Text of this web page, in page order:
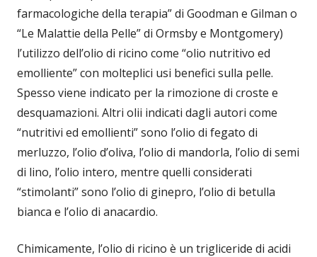
farmacologiche della terapia” di Goodman e Gilman o
“Le Malattie della Pelle” di Ormsby e Montgomery)
l’utilizzo dell’olio di ricino come “olio nutritivo ed
emolliente” con molteplici usi benefici sulla pelle.
Spesso viene indicato per la rimozione di croste e
desquamazioni. Altri olii indicati dagli autori come
“nutritivi ed emollienti” sono l’olio di fegato di
merluzzo, l’olio d’oliva, l’olio di mandorla, l’olio di semi
di lino, l’olio intero, mentre quelli considerati
“stimolanti” sono l’olio di ginepro, l’olio di betulla
bianca e l’olio di anacardio.
Chimicamente, l’olio di ricino è un trigliceride di acidi